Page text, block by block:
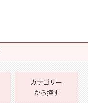
カテゴリー
から探す